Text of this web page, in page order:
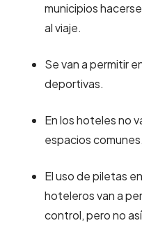
municipios
al viaje.
Se van a permitir
deportivas.
En los hoteles no
espacios comunes.
El uso de piletas
hoteleros van a
control, pero no